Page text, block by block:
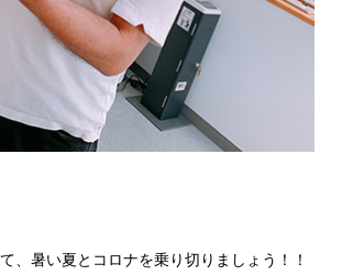
、暑い夏とコロナを乗り切りましょう！！